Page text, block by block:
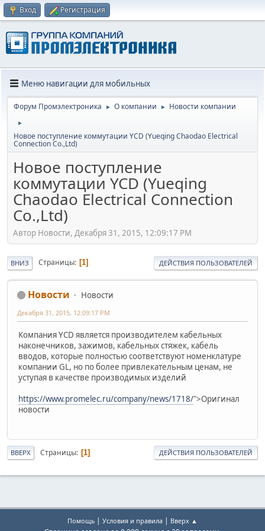
Вход Регистрация
Меню навигации для мобильных
Форум Промэлектроника ► О компании ► Новости компании
►
Новое поступление коммутации YCD (Yueqing Chaodao Electrical
Connection Co.,Ltd)
Новое поступление
коммутации YCD (Yueqing
Chaodao Electrical Connection
Co.,Ltd)
Автор Новости, Декабря 31, 2015, 12:09:17 PM
ВНИЗ Страницы 1 ДЕЙСТВИЯ ПОЛЬЗОВАТЕЛЕЙ
Новости Новости
Декабря 31, 2015, 12:09:17 PM
Компания YCD является производителем кабельных
наконечников, зажимов, кабельных стяжек, кабель
вводов, которые полностью соответствуют номенклатуре
компании GL, но по более привлекательным ценам, не
уступая в качестве производимых изделий
https://www.promelec.ru/company/news/1718/">Оригинал
новости
ВВЕРХ Страницы 1 ДЕЙСТВИЯ ПОЛЬЗОВАТЕЛЕЙ
Помощь Условия и правила Вверх ▲